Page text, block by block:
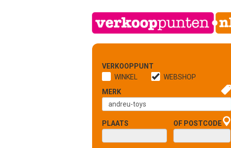
VERKOOPPUNT
WINKEL
WEBSHOP
MERK
PLAATS OF POSTCODE